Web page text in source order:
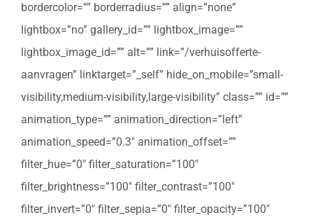
bordercolor=”” borderradius=”” align=”none”
lightbox=”no” gallery_id=”” lightbox_image=””
lightbox_image_id=”” alt=”” link=”/verhuisofferte-
aanvragen” linktarget=”_self” hide_on_mobile=”small-
visibility,medium-visibility,large-visibility” class=”” id=””
animation_type=”” animation_direction=”left”
animation_speed=”0.3″ animation_offset=””
filter_hue=”0″ filter_saturation=”100″
filter_brightness=”100″ filter_contrast=”100″
filter_invert=”0″ filter_sepia=”0″ filter_opacity=”100″